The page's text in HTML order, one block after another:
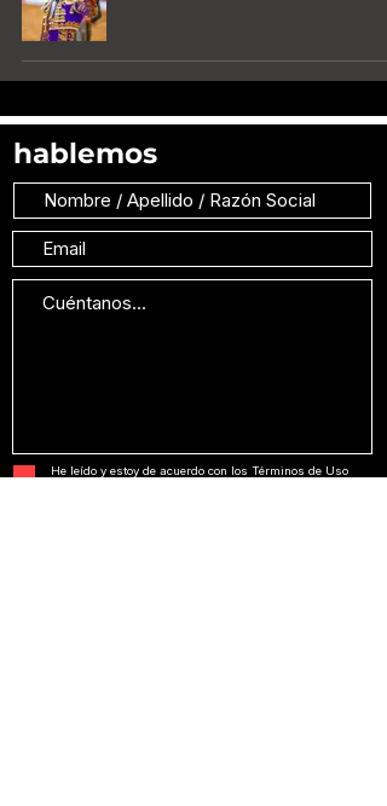
hablemos
He leído y estoy de acuerdo con los Términos de Uso
y la Política de Privacidad. Ver Términos de Uso.